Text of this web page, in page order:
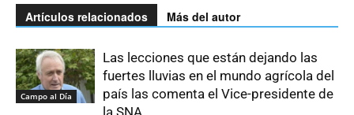
Artículos relacionados Más del autor
Campo al Día
Las lecciones que están dejando las
fuertes lluvias en el mundo agrícola del
país las comenta el Vice-presidente de
la SNA